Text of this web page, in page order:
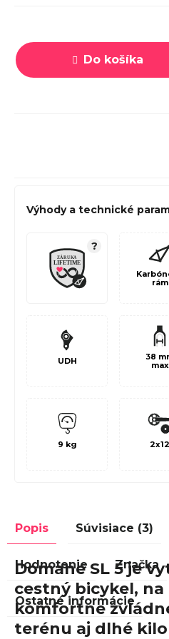
cena:
Do košíka
Výhody a technické
?
rám
UDH
38
max
9 kg 2x12
Popis Súvisiace (3)
Hodnotenie Značka
Ostatné informácie
Domane SL 5 je
cestný bicykel,
komfortne
terénu aj dlhé